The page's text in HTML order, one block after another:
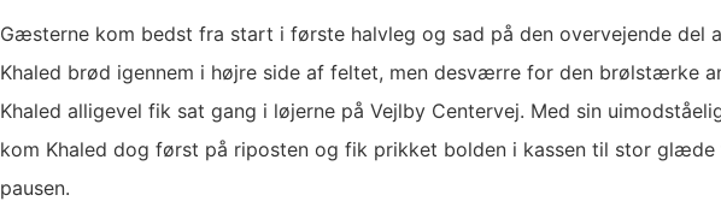
Gæsterne kom bedst fra start i første halvleg og sad på den overvejende
Khaled brød igennem i højre side af feltet, men desværre for den brølstærke
Khaled alligevel fik sat gang i løjerne på Vejlby Centervej. Med sin
kom Khaled dog først på riposten og fik prikket bolden i kassen til stor
pausen.